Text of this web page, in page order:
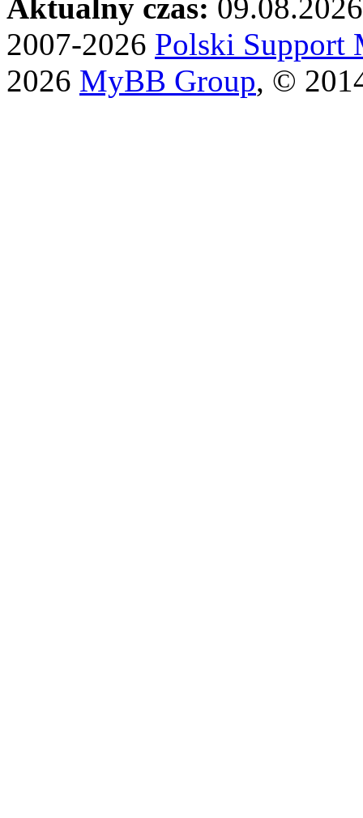
Aktualny czas:
2007-2026 Polski Support
2026 MyBB Group, ©